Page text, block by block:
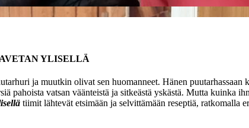
YLISELLÄ
ja muutkin olivat sen huomanneet. Hänen
pahoista vatsan väänteistä ja sitkeästä yskästä. Mutta kuinka
tiimit lähtevät etsimään ja selvittämään reseptiä, ratkomalla